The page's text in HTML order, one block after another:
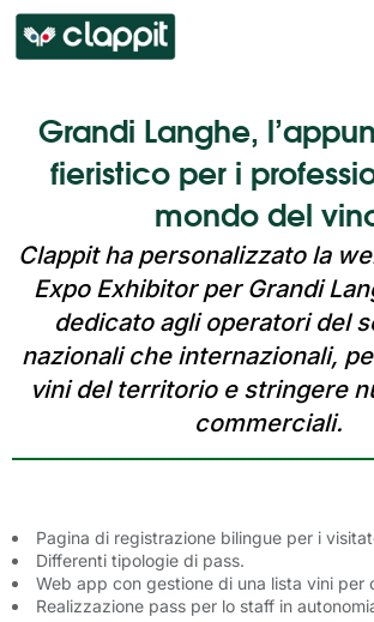
Grandi Langhe,
fieristico per i
mondo del
Clappit ha personalizzato la
Expo Exhibitor per Grandi
dedicato agli operatori del
nazionali che internazionali,
vini del territorio e stringere
commerciali.
Pagina di registrazione bilingue per i
Differenti tipologie di pass.
Web app con gestione di una lista vini per
Realizzazione pass per lo staff in